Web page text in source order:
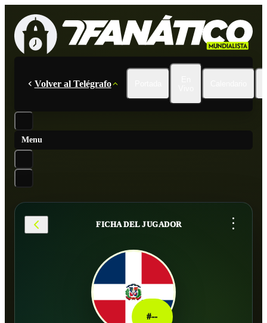
Volver al Telégrafo
Menu
FICHA DEL JUGADOR ...
#--